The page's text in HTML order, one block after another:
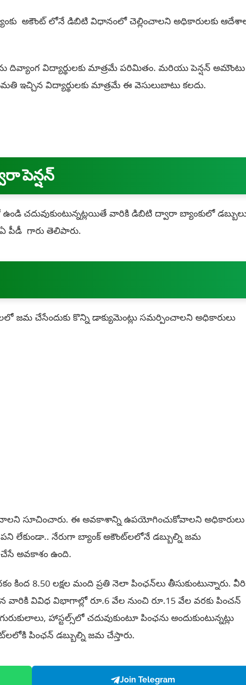
అకౌంట్ లోనే డిబిటి విధానంలో చెల్లించాలని అధికారులకు
దివ్యాంగ విద్యార్థులకు మాత్రమే పరిమితం. మరియు పెన్షన్ అమౌంటు
ఇచ్చిన విద్యార్థులకు మాత్రమే ఈ వెసులుబాటు కలదు.
పెన్షన్
చదువుకుంటున్నట్లయితే వారికి డిబిటి ద్వారా బ్యాంకులో
పీడీ గారు తెలిపారు.
జమ చేసేందుకు కొన్ని డాక్యుమెంట్లు సమర్పించాలని అధికారులు
సూచించారు. ఈ అవకాశాన్ని ఉపయోగించుకోవాలని అధికారులు
పని లేకుండా.. నేరుగా బ్యాంక్ అకౌంట్‌లలోనే డబ్బుల్ని జమ
అవకాశం ఉంది.
8.50 లక్షల మంది ప్రతి నెలా పింఛన్‌లు తీసుకుంటున్నారు.
వారికి వివిధ విభాగాల్లో రూ.6 వేల నుంచి రూ.15 వేల వరకు పించన్
హాస్టల్స్‌లో చదువుకుంటూ పింఛను అందుకుంటున్నట్లు
పింఛన్ డబ్బుల్ని జమ చేస్తారు.
Join Telegram